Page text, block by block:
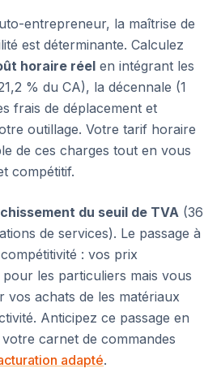
entrepreneur, la maîtrise de
est déterminante. Calculez
horaire réel en intégrant les
% du CA), la décennale (1
frais de déplacement et
outillage. Votre tarif horaire
de ces charges tout en vous
compétitif.
du seuil de TVA (36
de services). Le passage à
: vos prix
les particuliers mais vous
vos achats de les matériaux
Anticipez ce passage en
carnet de commandes
adapté.